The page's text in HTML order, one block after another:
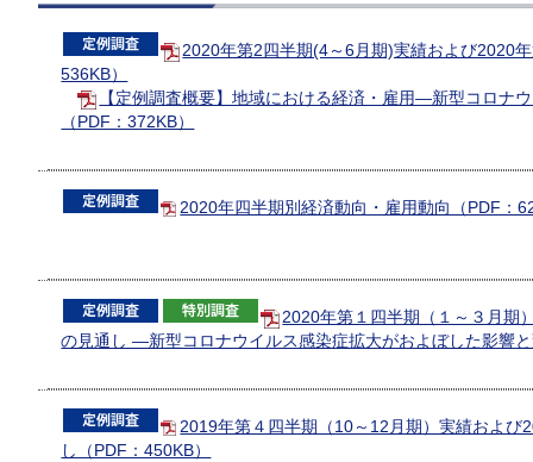
2020年第2四半期(4～6月期)実績および2020
536KB）
【定例調査概要】地域における経済・雇用―新型コロナ
（PDF：372KB）
2020年四半期別経済動向・雇用動向（PDF：
2020年第１四半期（１～３月期
の見通し ―新型コロナウイルス感染症拡大がおよぼした影響
2019年第４四半期（10～12月期）実績および
し（PDF：450KB）